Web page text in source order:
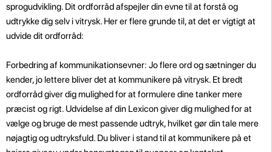
sprogudvikling. Dit ordforråd afspejler din evne til at forstå og
udtrykke dig selv i vitrysk. Her er flere grunde til, at det er vigtigt at
udvide dit ordforråd:
Forbedring af kommunikationsevner: Jo flere ord og sætninger du
kender, jo lettere bliver det at kommunikere på vitrysk. Et bredt
ordforråd giver dig mulighed for at formulere dine tanker mere
præcist og rigt. Udvidelse af din Lexicon giver dig mulighed for at
vælge og bruge de mest passende udtryk, hvilket gør din tale mere
nøjagtig og udtryksfuld. Du bliver i stand til at kommunikere på et